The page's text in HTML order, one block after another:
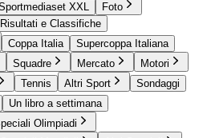
XXL
Foto
Risultati e Classifiche
Coppa Italia
Supercoppa Italiana
Squadre Mercato
Motori
Tennis Altri Sport
Sondaggi
Un libro a settimana
Olimpiadi